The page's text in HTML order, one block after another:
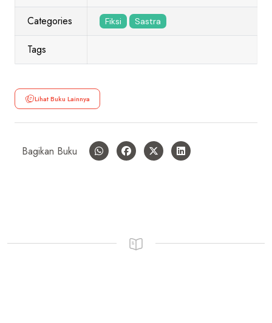
Categories Fiksi Sastra
Tags
Lihat Buku Lainnya
Bagikan Buku